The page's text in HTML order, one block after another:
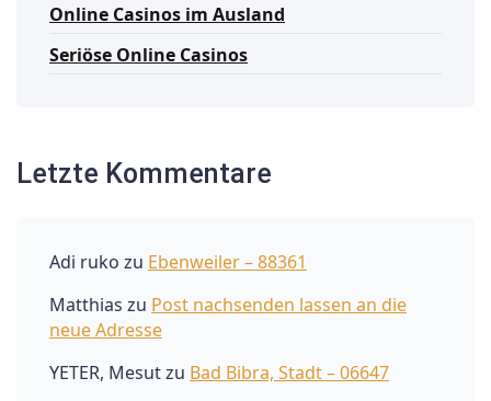
Online Casinos im Ausland
Seriöse Online Casinos
Letzte Kommentare
Adi ruko zu Ebenweiler – 88361
Matthias zu Post nachsenden lassen an die
neue Adresse
YETER, Mesutzu Bad Bibra, Stadt – 06647